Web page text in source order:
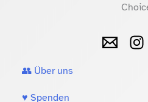
👥 Über uns
♥️ Spenden